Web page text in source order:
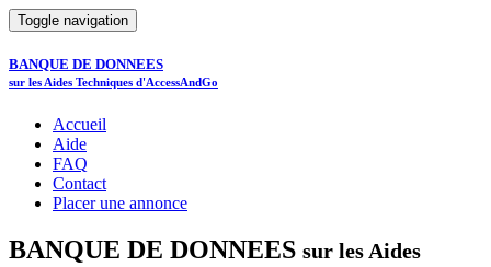
Toggle navigation
BANQUE DE DONNEES
sur les Aides Techniques d'AccessAndGo
Accueil
Aide
FAQ
Contact
Placer une annonce
BANQUE DE DONNEES sur les Aides